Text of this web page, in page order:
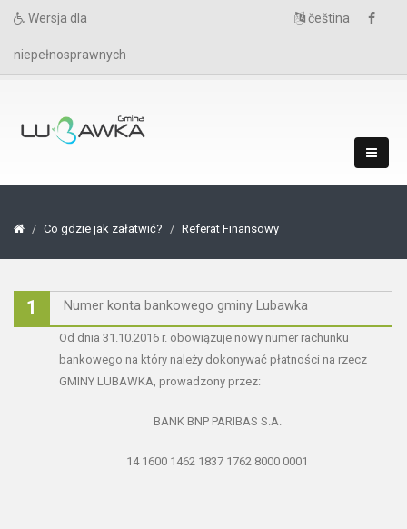
Wersja dla
niepełnosprawnych
čeština
Co gdzie jak załatwić? Referat Finansowy
1 Numer konta bankowego gminy Lubawka
Od dnia 31.10.2016 r. obowiązuje nowy numer rachunku
bankowego na który należy dokonywać płatności na rzecz
GMINY LUBAWKA, prowadzony przez:
BANK BNP PARIBAS S.A.
14 1600 1462 1837 1762 8000 0001